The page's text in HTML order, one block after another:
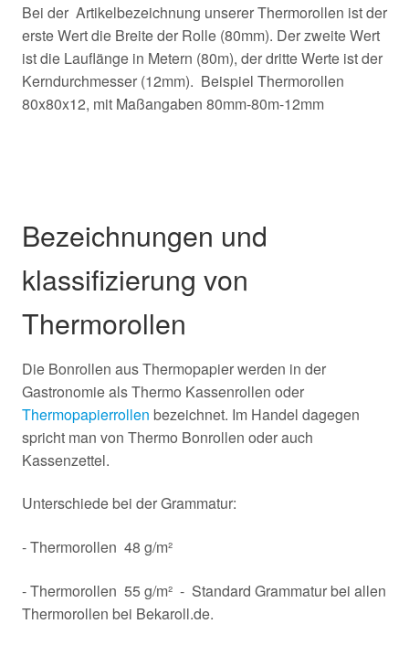
Bei der Artikelbezeichnung unserer Thermorollen ist der
erste Wert die Breite der Rolle (80mm). Der zweite Wert
ist die Lauflänge in Metern (80m), der dritte Werte ist der
Kerndurchmesser (12mm). Beispiel Thermorollen
80x80x12, mit Maßangaben 80mm-80m-12mm
Bezeichnungen und
klassifizierung von
Thermorollen
Die Bonrollen aus Thermopapier werden in der
Gastronomie als Thermo Kassenrollen oder
Thermopapierrollen bezeichnet. Im Handel dagegen
spricht man von Thermo Bonrollen oder auch
Kassenzettel.
Unterschiede bei der Grammatur:
- Thermorollen 48 g/m²
- Thermorollen 55 g/m² - Standard Grammatur bei allen
Thermorollen bei Bekaroll.de.